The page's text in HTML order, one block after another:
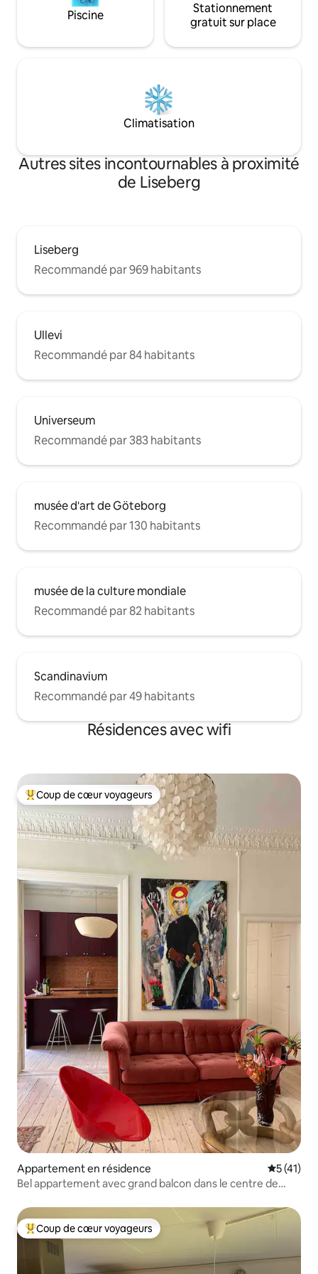
Piscine
Stationnement
gratuit sur place
Climatisation
Autres sites incontournables à proximité
de Liseberg
Liseberg
Recommandé par 969 habitants
Ullevi
Recommandé par 84 habitants
Universeum
Recommandé par 383 habitants
musée d'art de Göteborg
Recommandé par 130 habitants
musée de la culture mondiale
Recommandé par 82 habitants
Scandinavium
Recommandé par 49 habitants
Résidences avec wifi
Coups de cœur voyageurs les plus appréciés
Coup de cœur voyageurs
Appartement en résidence
5 (41)
Bel appartement avec grand balcon dans le centre de
Coups de cœur voyageurs les plus appréciés
Coup de cœur voyageurs